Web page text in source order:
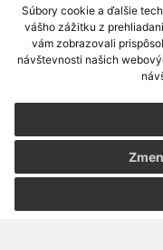
Súbory cookie a ďalšie
vášho zážitku z
vám zobrazovali
návštevnosti našich
využite možnosť
CMS systém (redakčný)
Vytlačiť